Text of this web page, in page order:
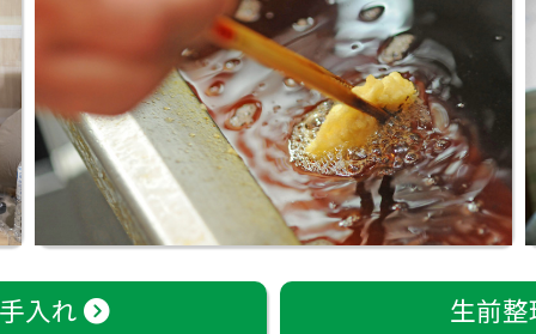
入れ 生前